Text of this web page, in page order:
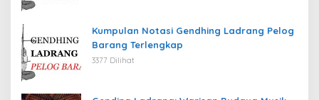
Kumpulan Notasi Gendhing Ladrang Pelog
Barang Terlengkap
3377 Dilihat